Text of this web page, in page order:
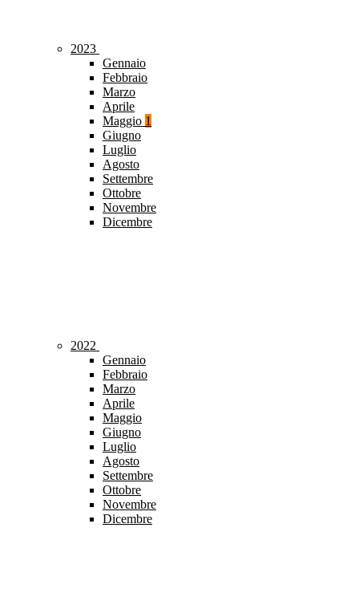
2023
Gennaio
Febbraio
Marzo
Aprile
Maggio 1
Giugno
Luglio
Agosto
Settembre
Ottobre
Novembre
Dicembre
2022
Gennaio
Febbraio
Marzo
Aprile
Maggio
Giugno
Luglio
Agosto
Settembre
Ottobre
Novembre
Dicembre